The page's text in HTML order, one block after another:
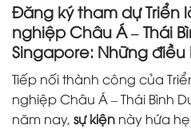
Đăng ký tham dự Triển
nghiệp Châu Á – Thái
Singapore: Những
Tiếp nối thành công của
nghiệp Châu Á – Thái Bình
năm nay, sự kiện này hứa